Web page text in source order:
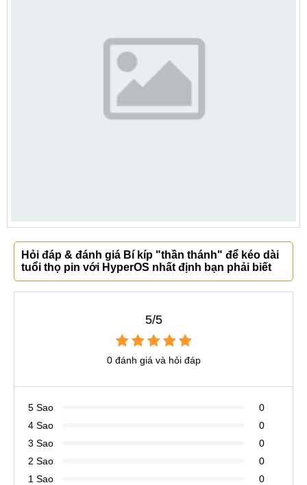
Hỏi đáp & đánh giá Bí kíp "thần thánh" để kéo dài
tuổi thọ pin với HyperOS nhất định bạn phải biết
5/5
0 đánh giá và hỏi đáp
5 Sao
0
4 Sao
0
3 Sao
0
2 Sao
0
1 Sao
0